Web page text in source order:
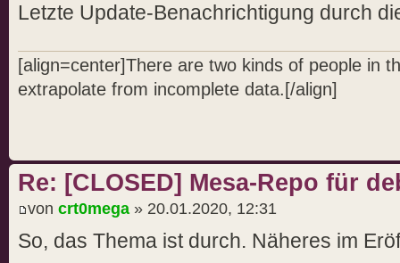
Letzte Update-Benachrichtigung durch
[align=center]There are two kinds of people in
extrapolate from incomplete data.[/align]
Re: [CLOSED] Mesa-Repo für
von crt0mega » 20.01.2020, 12:31
So, das Thema ist durch. Näheres im